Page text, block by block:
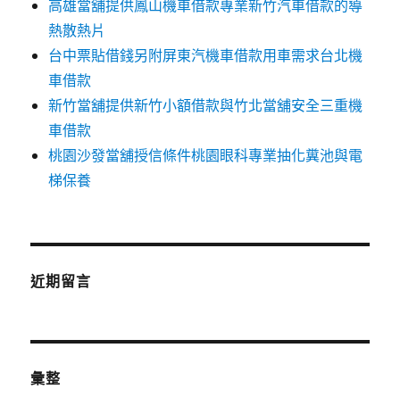
高雄當舖提供鳳山機車借款專業新竹汽車借款的導
熱散熱片
台中票貼借錢另附屏東汽機車借款用車需求台北機
車借款
新竹當舖提供新竹小額借款與竹北當舖安全三重機
車借款
桃園沙發當舖授信條件桃園眼科專業抽化糞池與電
梯保養
近期留言
彙整